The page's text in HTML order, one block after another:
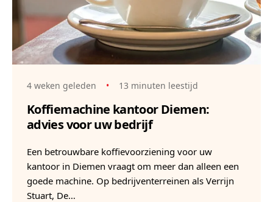
4 weken geleden • 13 minuten leestijd
Koffiemachine kantoor Diemen:
advies voor uw bedrijf
Een betrouwbare koffievoorziening voor uw
kantoor in Diemen vraagt om meer dan alleen een
goede machine. Op bedrijventerreinen als Verrijn
Stuart, De…